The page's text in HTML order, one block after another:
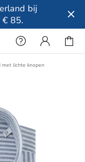
bij
85.
lichte knopen